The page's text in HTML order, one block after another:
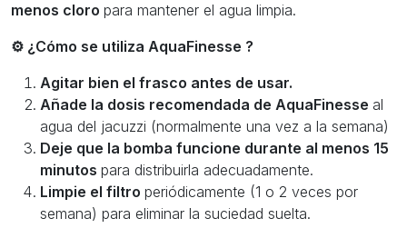
menos cloro para mantener el agua limpia.
⚙️ ¿Cómo se utiliza AquaFinesse ?
Agitar bien el frasco antes de usar.
Añade la dosis recomendada de AquaFinesse al
agua del jacuzzi (normalmente una vez a la semana)
Deje que la bomba funcione durante al menos 15
minutos para distribuirla adecuadamente.
Limpie el filtro periódicamente (1 o 2 veces por
semana) para eliminar la suciedad suelta.